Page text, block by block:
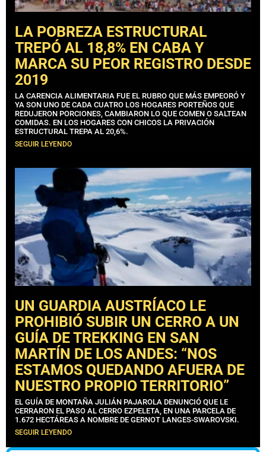
LA POBREZA ESTRUCTURAL
TREPÓ AL 18,8% EN CABA Y
MARCA SU PEOR REGISTRO DESDE
2019
LA CARENCIA ALIMENTARIA FUE EL RUBRO QUE MÁS EMPEORÓ Y
YA SON UNO DE CADA CUATRO LOS HOGARES PORTEÑOS QUE
REDUJERON PORCIONES, CAMBIARON LO QUE COMEN O SALTEAN
COMIDAS. EN LOS HOGARES CON CHICOS LA PRIVACIÓN
ESTRUCTURAL TREPA AL 20,6%.
SEGUIR LEYENDO
UN GUARDIA AUSTRÍACO LE
PROHIBIÓ SUBIR UN CERRO A UN
GUÍA DE TREKKING EN SAN
MARTÍN DE LOS ANDES: “NOS
ESTAMOS QUEDANDO AFUERA DE
NUESTRO PROPIO TERRITORIO”
EL GUÍA DE MONTAÑA JULIÁN PAJAROLA DENUNCIÓ QUE LE
CERRARON EL PASO AL CERRO EZPELETA, EN UNA PARCELA DE
1.672 HECTÁREAS A NOMBRE DE GERNOT LANGES-SWAROVSKI.
SEGUIR LEYENDO